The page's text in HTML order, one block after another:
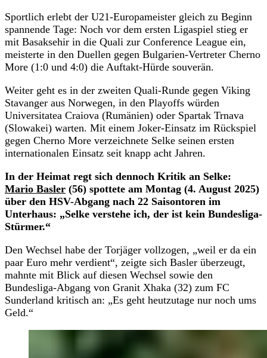
Sportlich erlebt der U21-Europameister gleich zu Beginn
spannende Tage: Noch vor dem ersten Ligaspiel stieg er
mit Basaksehir in die Quali zur Conference League ein,
meisterte in den Duellen gegen Bulgarien-Vertreter Cherno
More (1:0 und 4:0) die Auftakt-Hürde souverän.
Weiter geht es in der zweiten Quali-Runde gegen Viking
Stavanger aus Norwegen, in den Playoffs würden
Universitatea Craiova (Rumänien) oder Spartak Trnava
(Slowakei) warten. Mit einem Joker-Einsatz im Rückspiel
gegen Cherno More verzeichnete Selke seinen ersten
internationalen Einsatz seit knapp acht Jahren.
In der Heimat regt sich dennoch Kritik an Selke:
Mario Basler (56) spottete am Montag (4. August 2025)
über den HSV-Abgang nach 22 Saisontoren im
Unterhaus: „Selke verstehe ich, der ist kein Bundesliga-
Stürmer.“
Den Wechsel habe der Torjäger vollzogen, „weil er da ein
paar Euro mehr verdient“, zeigte sich Basler überzeugt,
mahnte mit Blick auf diesen Wechsel sowie den
Bundesliga-Abgang von Granit Xhaka (32) zum FC
Sunderland kritisch an: „Es geht heutzutage nur noch ums
Geld.“